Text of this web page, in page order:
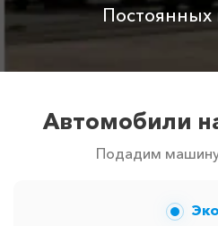
Постоянных
Автомобили
Подадим